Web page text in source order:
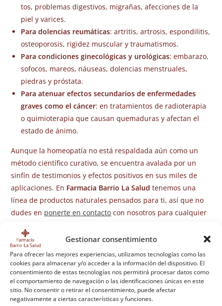
Gestionar consentimiento
Para ofrecer las mejores experiencias, utilizamos tecnologías como las
cookies para almacenar y/o acceder a la información del dispositivo. El
consentimiento de estas tecnologías nos permitirá procesar datos como
el comportamiento de navegación o las identificaciones únicas en este
sitio. No consentir o retirar el consentimiento, puede afectar
negativamente a ciertas características y funciones.
tos, problemas digestivos, migrañas, afecciones de la
piel y varices.
Para dolencias reumáticas: artritis, artrosis, espondilitis,
osteoporosis, rigidez muscular y traumatismos.
Para condiciones ginecológicas y urológicas: embarazo,
sofocos, mareos, náuseas, dolencias menstruales,
piedras y próstata.
Para atenuar efectos secundarios de enfermedades
graves como el cáncer: en tratamientos de radioterapia
o quimioterapia que causan quemaduras y afectan el
estado de ánimo.
Aunque la homeopatía no está respaldada aún como un
método científico curativo, se encuentra avalada por un
sinfín de testimonios y efectos positivos en sus miles de
aplicaciones. En Farmacia Barrio La Salud tenemos una
línea de productos naturales pensados para ti, así que no
dudes en ponerte en contacto con nosotros para cualquier
TAMBIÉN PODRÍA GUSTARTE